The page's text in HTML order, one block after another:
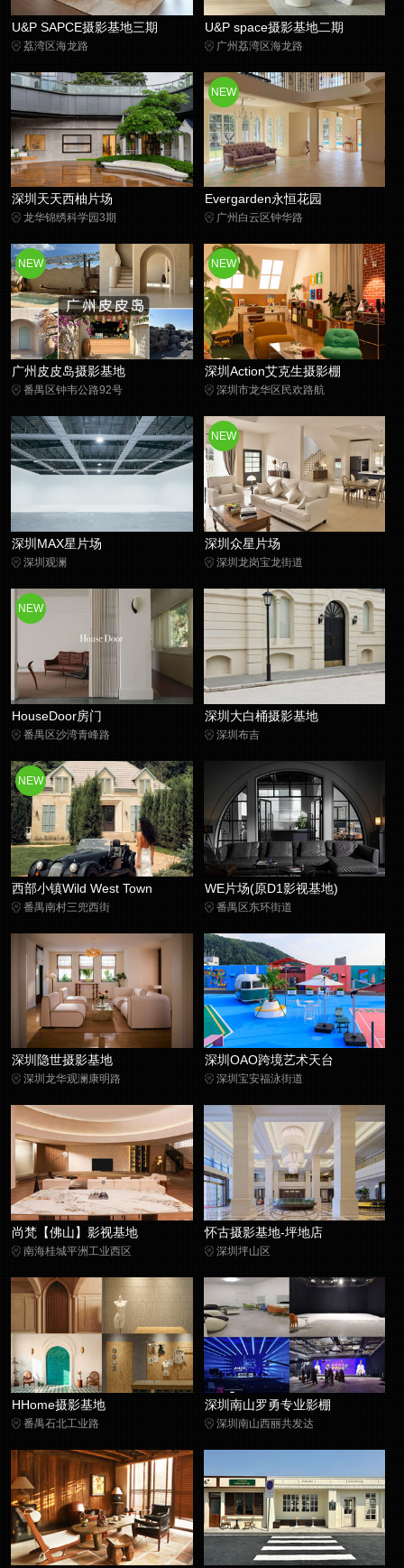
U&P SAPCE摄影基地三期
荔湾区海龙路
U&P space摄影基地二期
广州荔湾区海龙路
深圳天天西柚片场
龙华锦绣科学园3期
NEW
Evergarden永恒花园
广州白云区钟华路
NEW
广州皮皮岛摄影基地
番禺区钟韦公路92号
NEW
深圳Action艾克生摄影棚
深圳市龙华区民欢路航
深圳MAX星片场
深圳观澜
NEW
深圳众星片场
深圳龙岗宝龙街道
NEW
HouseDoor房门
番禺区沙湾青峰路
深圳大白桶摄影基地
深圳布吉
NEW
西部小镇Wild West Town
番禺南村三兜西街
WE片场(原D1影视基地)
番禺区东环街道
深圳隐世摄影基地
深圳龙华观澜康明路
深圳OAO跨境艺术天台
深圳宝安福泳街道
尚梵【佛山】影视基地
南海桂城平洲工业西区
怀古摄影基地-坪地店
深圳坪山区
HHome摄影基地
番禺石北工业路
深圳南山罗勇专业影棚
深圳南山西丽共发达